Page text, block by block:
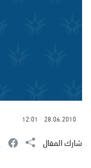
28.06.2010
12:01
شارك المقال